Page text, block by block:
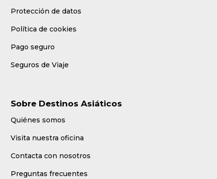
Protección de datos
Política de cookies
Pago seguro
Seguros de Viaje
Sobre Destinos Asiáticos
Quiénes somos
Visita nuestra oficina
Contacta con nosotros
Preguntas frecuentes